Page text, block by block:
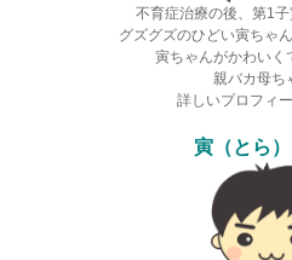
不育症治療の後、第1子
グズグズのひどい寅ちゃ
寅ちゃんがかわいく
親バカ母ち
詳しいプロフィ
寅（とら